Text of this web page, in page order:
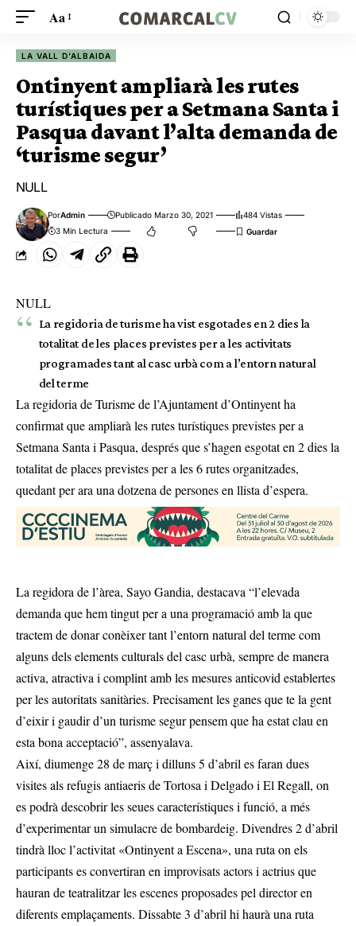
Aa
LA VALL D'ALBAIDA
Ontinyent ampliarà les rutes
turístiques per a Setmana Santa i
Pasqua davant l’alta demanda de
‘turisme segur’
NULL
PorAdmin Publicado Marzo 30, 2021
484 Vistas
3 Min Lectura
NULL
La regidoria de turisme ha vist esgotades en 2 dies la
totalitat de les places previstes per a les activitats
programades tant al casc urbà com a l’entorn natural
del terme
La regidoria de Turisme de l’Ajuntament d’Ontinyent ha
confirmat que ampliarà les rutes turístiques previstes per a
Setmana Santa i Pasqua, després que s’hagen esgotat en 2 dies la
totalitat de places previstes per a les 6 rutes organitzades,
quedant per ara una dotzena de persones en llista d’espera.
La regidora de l’àrea, Sayo Gandia, destacava “l’elevada
demanda que hem tingut per a una programació amb la que
tractem de donar conèixer tant l’entorn natural del terme com
alguns dels elements culturals del casc urbà, sempre de manera
activa, atractiva i complint amb les mesures anticovid establertes
per les autoritats sanitàries. Precisament les ganes que te la gent
d’eixir i gaudir d’un turisme segur pensem que ha estat clau en
esta bona acceptació”, assenyalava.
Així, diumenge 28 de març i dilluns 5 d’abril es faran dues
visites als refugis antiaeris de Tortosa i Delgado i El Regall, on
es podrà descobrir les seues característiques i funció, a més
d’experimentar un simulacre de bombardeig. Divendres 2 d’abril
tindrà lloc l’activitat «Ontinyent a Escena», una ruta on els
participants es convertiran en improvisats actors i actrius que
hauran de teatralitzar les escenes proposades pel director en
diferents emplaçaments. Dissabte 3 d’abril hi haurà una ruta